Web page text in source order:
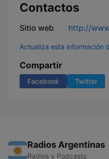
Contactos
Sitio web http://
Actualiza esta información
Compartir
Facebook Twitter
Radios Argentinas
Radios y Podcasts